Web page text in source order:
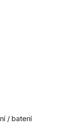
/ baterií